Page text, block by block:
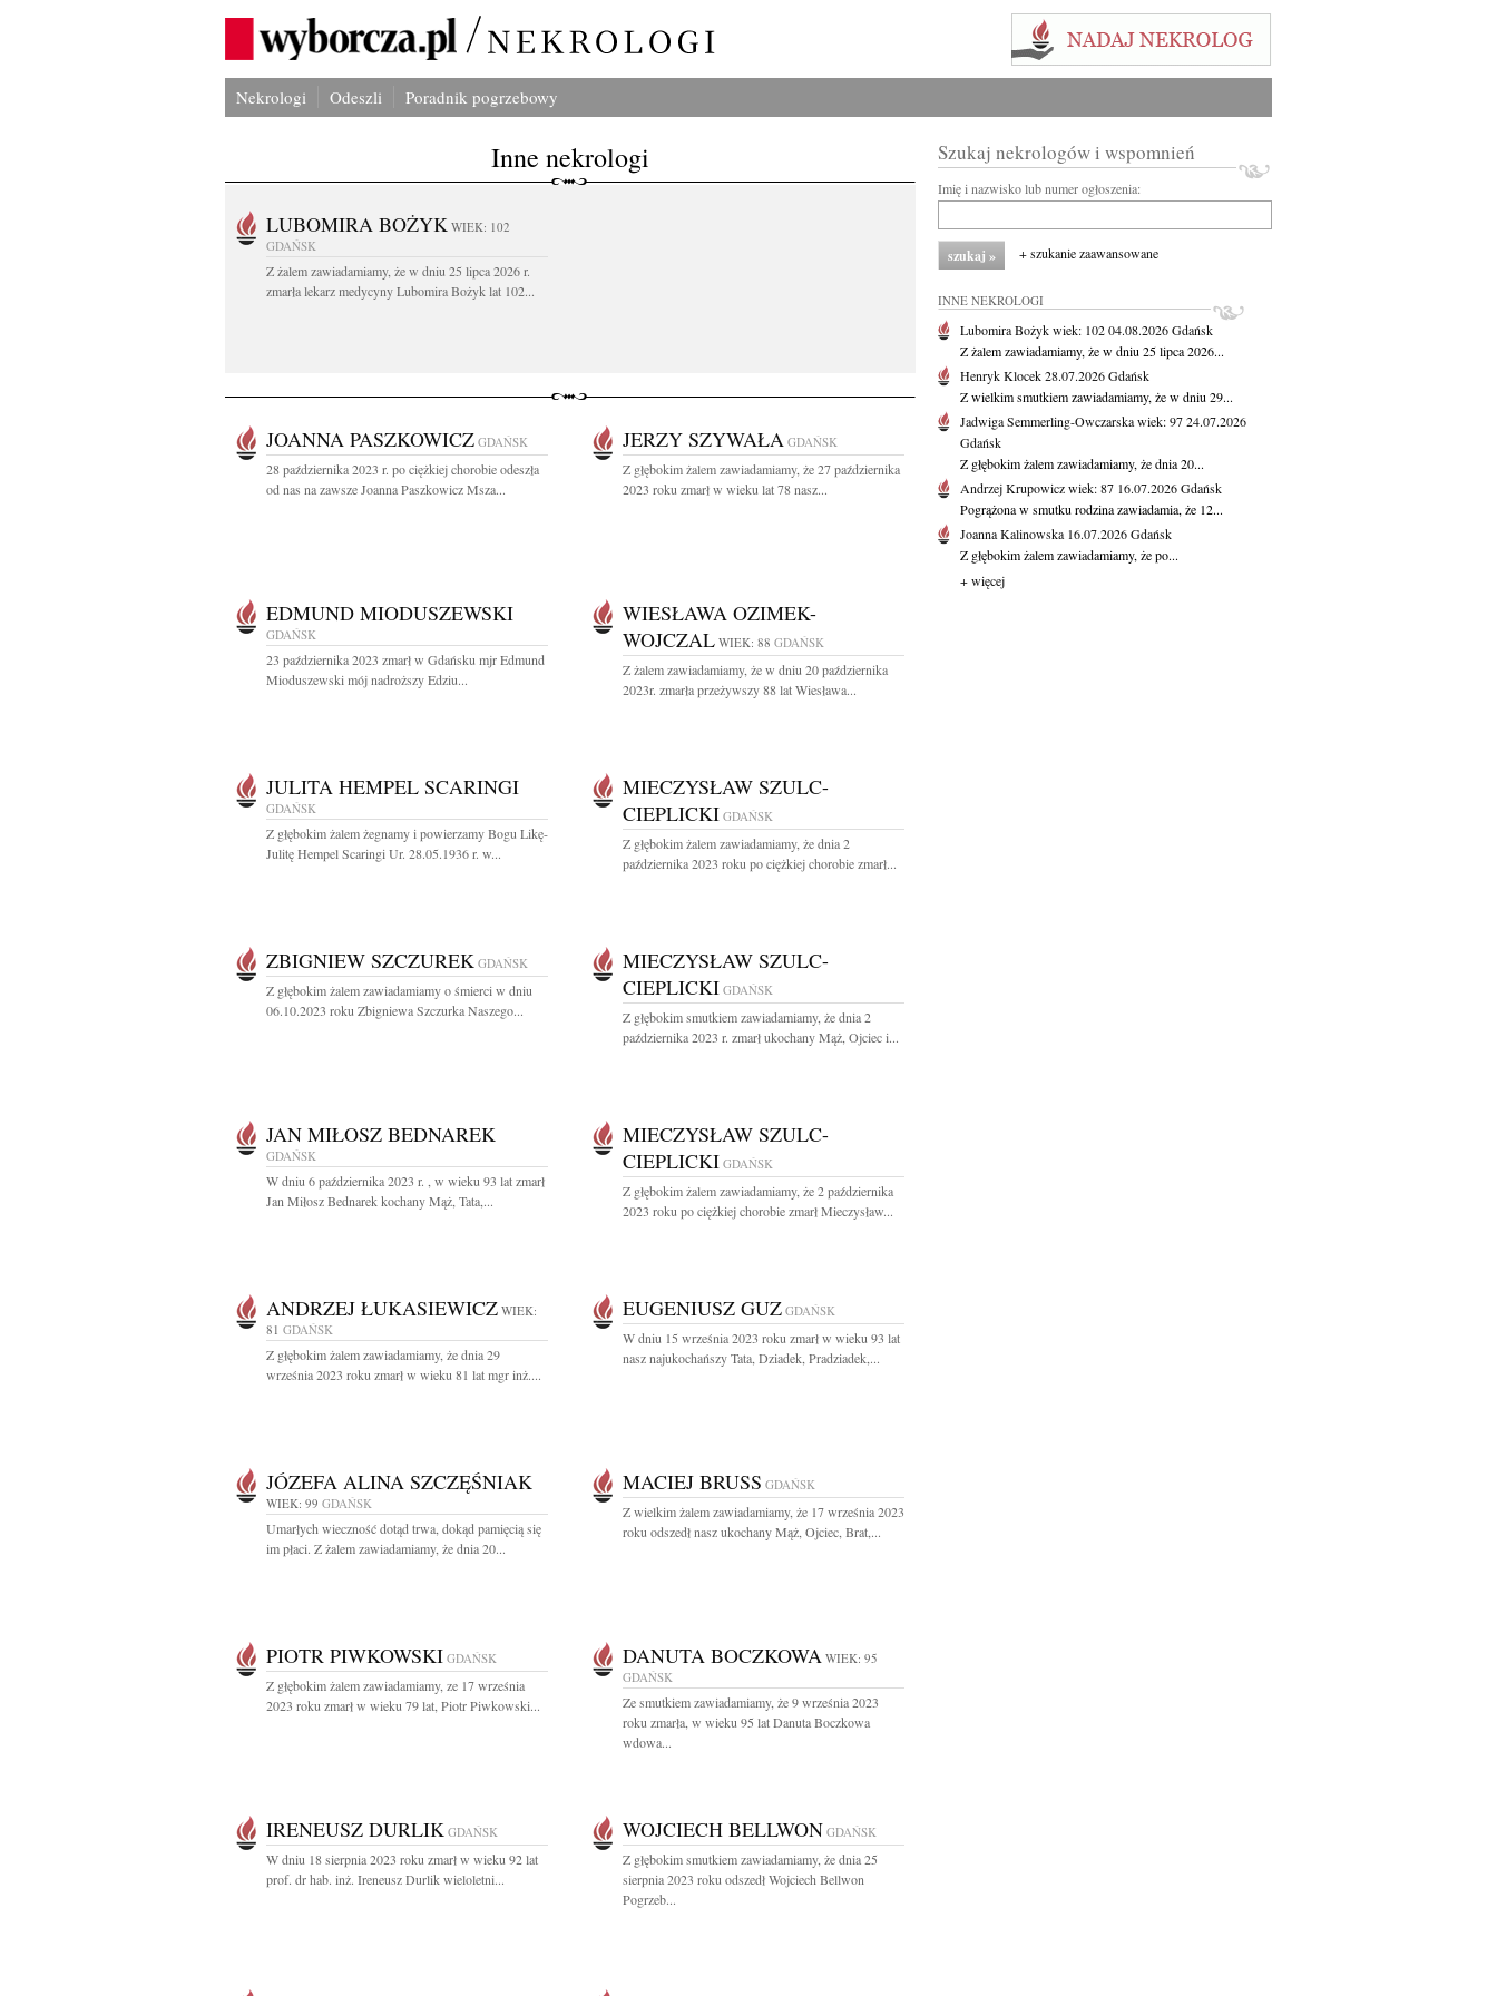
Nekrologi Odeszli Poradnik pogrzebowy
Inne nekrologi
LUBOMIRA BOŻYK WIEK: 102
GDAŃSK
Z żalem zawiadamiamy, że w dniu 25 lipca 2026 r.
zmarła lekarz medycyny Lubomira Bożyk lat 102...
JOANNA PASZKOWICZ GDAŃSK
28 października 2023 r. po ciężkiej chorobie odeszła
od nas na zawsze Joanna Paszkowicz Msza...
JERZY SZYWAŁA GDAŃSK
Z głębokim żalem zawiadamiamy, że 27 października
2023 roku zmarł w wieku lat 78 nasz...
EDMUND MIODUSZEWSKI
GDAŃSK
23 października 2023 zmarł w Gdańsku mjr Edmund
Mioduszewski mój nadroższy Edziu...
WIESŁAWA OZIMEK-
WOJCZAL WIEK: 88 GDAŃSK
Z żalem zawiadamiamy, że w dniu 20 października
2023r. zmarła przeżywszy 88 lat Wiesława...
JULITA HEMPEL SCARINGI
GDAŃSK
Z głębokim żalem żegnamy i powierzamy Bogu Likę-
Julitę Hempel Scaringi Ur. 28.05.1936 r. w...
MIECZYSŁAW SZULC-
CIEPLICKI GDAŃSK
Z głębokim żalem zawiadamiamy, że dnia 2
października 2023 roku po ciężkiej chorobie zmarł...
ZBIGNIEW SZCZUREK GDAŃSK
Z głębokim żalem zawiadamiamy o śmierci w dniu
06.10.2023 roku Zbigniewa Szczurka Naszego...
MIECZYSŁAW SZULC-
CIEPLICKI GDAŃSK
Z głębokim smutkiem zawiadamiamy, że dnia 2
października 2023 r. zmarł ukochany Mąż, Ojciec i...
JAN MIŁOSZ BEDNAREK
GDAŃSK
W dniu 6 października 2023 r. , w wieku 93 lat zmarł
Jan Miłosz Bednarek kochany Mąż, Tata,...
MIECZYSŁAW SZULC-
CIEPLICKI GDAŃSK
Z głębokim żalem zawiadamiamy, że 2 października
2023 roku po ciężkiej chorobie zmarł Mieczysław...
ANDRZEJ ŁUKASIEWICZ WIEK:
81 GDAŃSK
Z głębokim żalem zawiadamiamy, że dnia 29
września 2023 roku zmarł w wieku 81 lat mgr inż....
EUGENIUSZ GUZ GDAŃSK
W dniu 15 września 2023 roku zmarł w wieku 93 lat
nasz najukochańszy Tata, Dziadek, Pradziadek,...
JÓZEFA ALINA SZCZĘŚNIAK
WIEK: 99 GDAŃSK
Umarłych wieczność dotąd trwa, dokąd pamięcią się
im płaci. Z żalem zawiadamiamy, że dnia 20...
MACIEJ BRUSS GDAŃSK
Z wielkim żalem zawiadamiamy, że 17 września 2023
roku odszedł nasz ukochany Mąż, Ojciec, Brat,...
PIOTR PIWKOWSKI GDAŃSK
Z głębokim żalem zawiadamiamy, ze 17 września
2023 roku zmarł w wieku 79 lat, Piotr Piwkowski...
DANUTA BOCZKOWA WIEK: 95
GDAŃSK
Ze smutkiem zawiadamiamy, że 9 września 2023
roku zmarła, w wieku 95 lat Danuta Boczkowa
wdowa...
IRENEUSZ DURLIK GDAŃSK
W dniu 18 sierpnia 2023 roku zmarł w wieku 92 lat
prof. dr hab. inż. Ireneusz Durlik wieloletni...
WOJCIECH BELLWON GDAŃSK
Z głębokim smutkiem zawiadamiamy, że dnia 25
sierpnia 2023 roku odszedł Wojciech Bellwon
Pogrzeb...
Szukaj nekrologów i wspomnień
Imię i nazwisko lub numer ogłoszenia:
+ szukanie zaawansowane
INNE NEKROLOGI
Lubomira Bożykwiek: 10204.08.2026Gdańsk
Z żalem zawiadamiamy, że w dniu 25 lipca 2026...
Henryk Klocek28.07.2026Gdańsk
Z wielkim smutkiem zawiadamiamy, że w dniu 29...
Jadwiga Semmerling-Owczarskawiek: 9724.07.2026
Gdańsk
Z głębokim żalem zawiadamiamy, że dnia 20...
Andrzej Krupowiczwiek: 87 16.07.2026Gdańsk
Pogrążona w smutku rodzina zawiadamia, że 12...
Joanna Kalinowska 16.07.2026Gdańsk
Z głębokim żalem zawiadamiamy, że po...
+ więcej